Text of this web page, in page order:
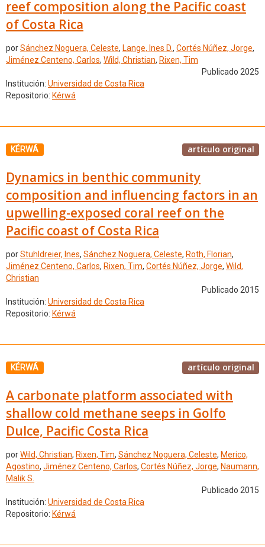
reef composition along the Pacific coast
of Costa Rica
porSánchez Noguera, Celeste, Lange, Ines D., Cortés Núñez, Jorge,
Jiménez Centeno, Carlos, Wild, Christian, Rixen, Tim
Publicado 2025
Institución: Universidad de Costa Rica
Repositorio: Kérwá
KÉRWÁ artículo original
Dynamics in benthic community
composition and influencing factors in an
upwelling-exposed coral reef on the
Pacific coast of Costa Rica
porStuhldreier, Ines, Sánchez Noguera, Celeste, Roth, Florian,
Jiménez Centeno, Carlos, Rixen, Tim, Cortés Núñez, Jorge, Wild,
Christian
Publicado 2015
Institución: Universidad de Costa Rica
Repositorio: Kérwá
KÉRWÁ artículo original
A carbonate platform associated with
shallow cold methane seeps in Golfo
Dulce, Pacific Costa Rica
porWild, Christian, Rixen, Tim, Sánchez Noguera, Celeste, Merico,
Agostino, Jiménez Centeno, Carlos, Cortés Núñez, Jorge, Naumann,
Malik S.
Publicado 2015
Institución: Universidad de Costa Rica
Repositorio: Kérwá